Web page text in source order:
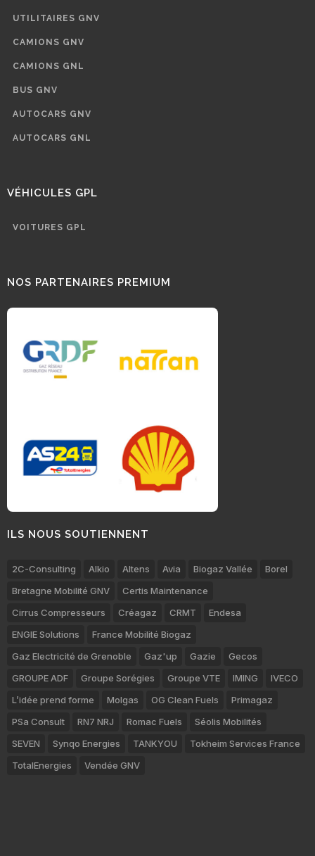
UTILITAIRES GNV
CAMIONS GNV
CAMIONS GNL
BUS GNV
AUTOCARS GNV
AUTOCARS GNL
VÉHICULES GPL
VOITURES GPL
NOS PARTENAIRES PREMIUM
ILS NOUS SOUTIENNENT
2C-Consulting Alkio Altens Avia Biogaz Vallée
Borel
Bretagne Mobilité GNV
Certis Maintenance
Cirrus Compresseurs
Créagaz CRMT
Endesa
ENGIE Solutions
France Mobilité Biogaz
Gaz Electricité de Grenoble
Gaz'up Gazie
Gecos
GROUPE ADF
Groupe Sorégies Groupe VTE IMING
IVECO
L’idée prend forme
Molgas OG Clean Fuels
Primagaz
PSa Consult
RN7 NRJ Romac Fuels
Séolis Mobilités
SEVEN
Synqo Energies TANKYOU
Tokheim Services France
TotalEnergies
Vendée GNV